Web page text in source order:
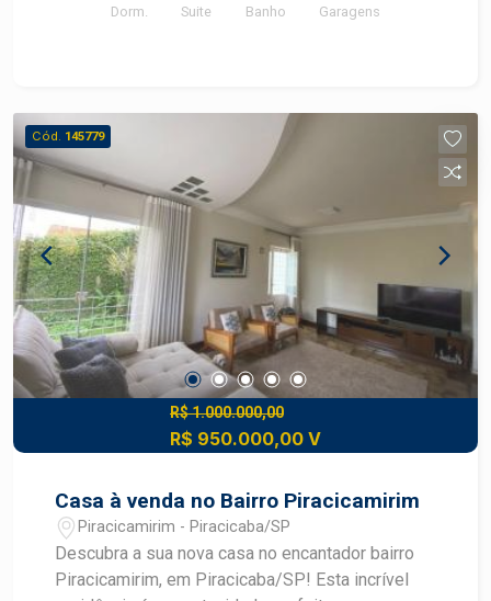
vestiário, piscina e quiosque. Agende uma visita
Dorm. Suite Banho Garagens
Cód. 145779
R$ 1.000.000,00
R$ 950.000,00 V
Casa à venda no Bairro Piracicamirim
Piracicamirim - Piracicaba/SP
Descubra a sua nova casa no encantador bairro
Piracicamirim, em Piracicaba/SP! Esta incrível